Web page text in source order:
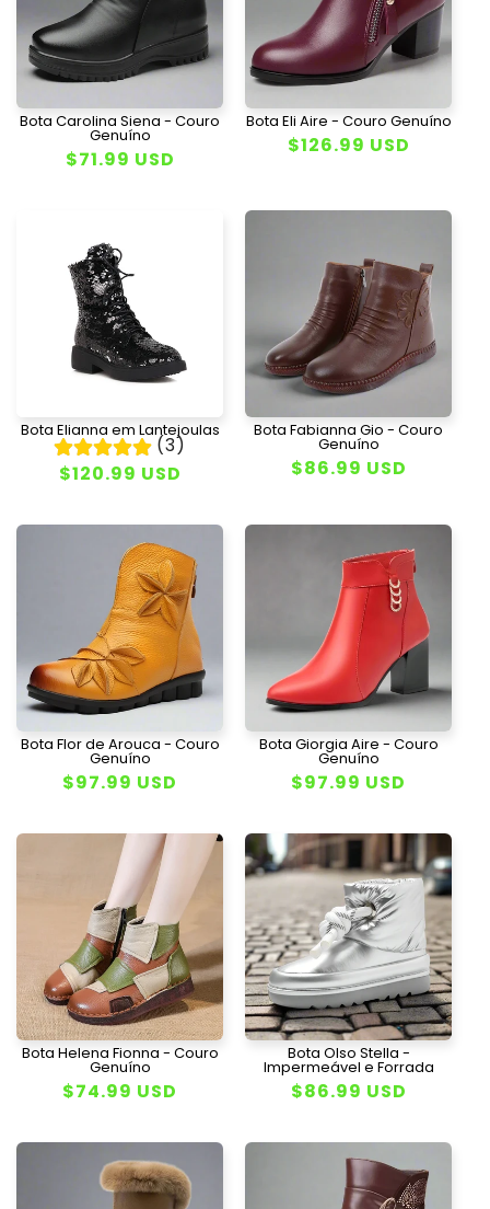
Bota Carolina Siena - Couro
Genuíno
Preço
$71.99 USD
Bota Eli Aire - Couro Genuíno
Preço
$126.99 USD
Bota Elianna em Lantejoulas
(3)
Preço
$120.99 USD
Bota Fabianna Gio - Couro
Genuíno
Preço
$86.99 USD
Bota Flor de Arouca - Couro
Genuíno
Preço
$97.99 USD
Bota Giorgia Aire - Couro
Genuíno
Preço
$97.99 USD
Bota Helena Fionna - Couro
Genuíno
Preço
$74.99 USD
Bota Olso Stella -
Impermeável e Forrada
Preço
$86.99 USD